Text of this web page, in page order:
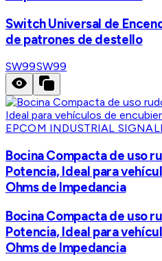
Switch Universal de
de patrones de destello
SW99SW99
EPCOM INDUSTRIAL
Bocina Compacta de uso
Potencia, Ideal para
Ohms de Impedancia
Bocina Compacta de uso
Potencia, Ideal para
Ohms de Impedancia